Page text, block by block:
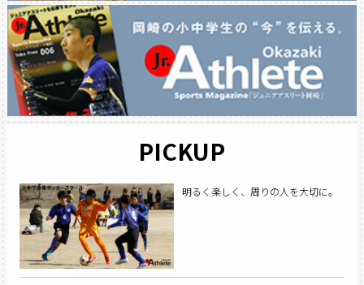
PICKUP
明るく楽しく、周りの人を大切に。